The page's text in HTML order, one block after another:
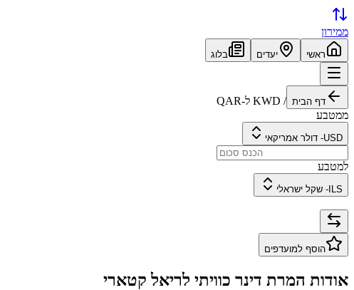
ממירון
ראשי יעדים בלוג
דף הבית /
KWD ל-QAR
ממטבע
USD
- דולר אמריקאי
למטבע
ILS
- שקל ישראלי
הוסף למועדפים
אודות המרת דינר כוויתי לריאל קטארי